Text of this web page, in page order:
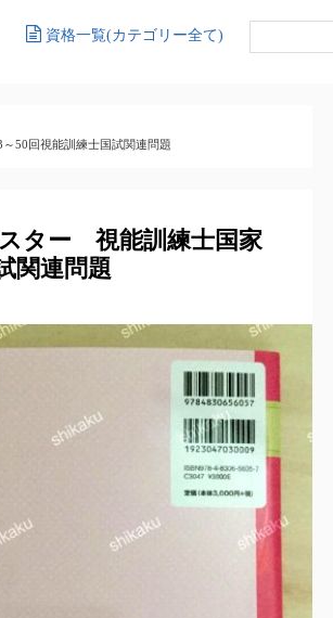
資格一覧(カテゴリー全て)
50回視能訓練士国試関連問題
スター 視能訓練士国家
関連問題